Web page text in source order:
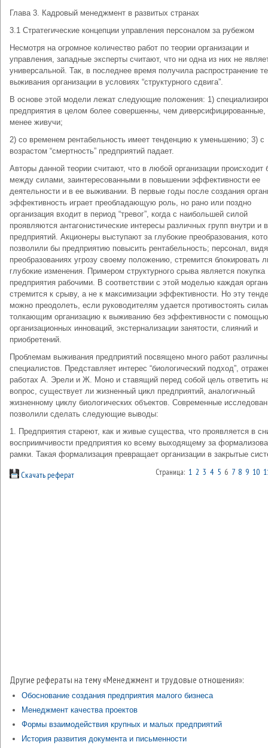
Глава 3. Кадровый менеджмент в развитых странах
3.1 Стратегические концепции управления персоналом за рубежом
Несмотря на огромное количество работ по теории организации и
управления, западные эксперты считают, что ни одна из них не
универсальной. Так, в последнее время получила распространение
выживания организации в условиях “структурного сдвига”.
В основе этой модели лежат следующие положения: 1)
предприятия в целом более совершенны, чем диверсифицированные,
менее живучи;
2) со временем рентабельность имеет тенденцию к уменьшению; 3) с
возрастом “смертность” предприятий падает.
Авторы данной теории считают, что в любой организации происходит
между силами, заинтересованными в повышении эффективности ее
деятельности и в ее выживании. В первые годы после создания
эффективность играет преобладающую роль, но рано или поздно
организация входит в период “тревог”, когда с наибольшей силой
проявляются антагонистические интересы различных групп внутри и
предприятий. Акционеры выступают за глубокие преобразования,
позволили бы предприятию повысить рентабельность; персонал,
преобразованиях угрозу своему положению, стремится блокировать
глубокие изменения. Примером структурного срыва является покупка
предприятия рабочими. В соответствии с этой моделью каждая
стремится к срыву, а не к максимизации эффективности. Но эту
можно преодолеть, если руководителям удается противостоять
толкающим организацию к выживанию без эффективности с помощью
организационных инноваций, экстернализации занятости, слияний и
приобретений.
Проблемам выживания предприятий посвящено много работ
специалистов. Представляет интерес “биологический подход”,
работах А. Эрели и Ж. Моно и ставящий перед собой цель ответить
вопрос, существует ли жизненный цикл предприятий, аналогичный
жизненному циклу биологических объектов. Современные
позволили сделать следующие выводы:
1. Предприятия стареют, как и живые существа, что проявляется в
восприимчивости предприятия ко всему выходящему за
рамки. Такая формализация превращает организации в закрытые
Скачать реферат Страница: 1 2 3 4 5 6 7 8 9 10
Другие рефераты на тему «Менеджмент и трудовые отношения»:
Обоснование создания предприятия малого бизнеса
Менеджмент качества проектов
Формы взаимодействия крупных и малых предприятий
История развития документа и письменности